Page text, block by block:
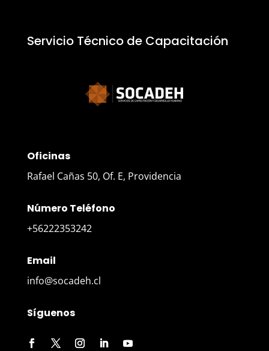
Servicio Técnico de Capacitación
Oficinas
Rafael Cañas 50, Of. E, Providencia
Número Teléfono
+56222353242
Email
info@socadeh.cl
Síguenos